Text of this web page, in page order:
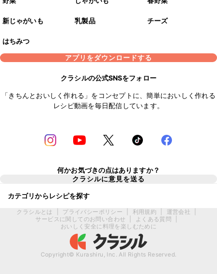
新じゃがいも 乳製品 チーズ
はちみつ
アプリをダウンロードする
クラシルの公式SNSをフォロー
「きちんとおいしく作れる」をコンセプトに、簡単においしく作れる
レシピ動画を毎日配信しています。
何かお気づきの点はありますか？
クラシルに意見を送る
カテゴリからレシピを探す
クラシルとは プライバシーポリシー 利用規約 運営会社
サービスに関してのお問い合わせ
よくある質問
おいしく安全に料理を楽しむために
Copyright© Kurashiru, Inc. All Rights Reserved.